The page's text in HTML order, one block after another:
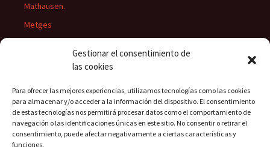
Gestionar el consentimiento de
las cookies
Para ofrecer las mejores experiencias, utilizamos tecnologías como las cookies
para almacenar y/o acceder a la información del dispositivo. El consentimiento
de estas tecnologías nos permitirá procesar datos como el comportamiento de
navegación o las identificaciones únicas en este sitio. No consentir o retirar el
consentimiento, puede afectar negativamente a ciertas características y
funciones.
Mathausen.
Metges
Presidents del Casino
Rectors